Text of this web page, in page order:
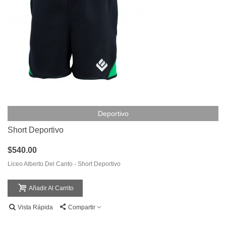
Deportivo
Short Deportivo
$540.00
Liceo Alberto Del Canto - Short Deportivo
Añadir Al Carrito
Vista Rápida Compartir